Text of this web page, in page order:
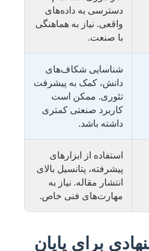
دسترسی به داده‌های
واقعی. نیاز به هماهنگی
با صنعت.
شناسایی شکاف‌های
دانش، کمک به پیشرفت
تئوری. ممکن است
کاربرد صنعتی کمتری
داشته باشد.
استفاده از ابزارهای
پیشرفته، پتانسیل بالای
انتشار مقاله. نیاز به
مهارت‌های فنی خاص.
برای پایان